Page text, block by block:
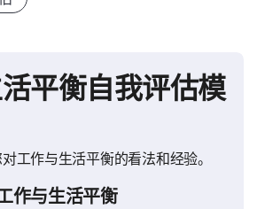
平衡自我评估模
工作与生活平衡的看法和经验。
作与生活平衡